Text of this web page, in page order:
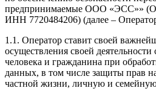
предпринимаемые ООО «ЭСС»»
ИНН 7720484206) (далее –
1.1. Оператор ставит своей
осуществления своей
человека и гражданина при
данных, в том числе защиты прав
частной жизни, личную и